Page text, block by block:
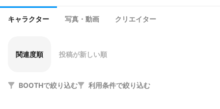
キャラクター 写真・動画 クリエイター
関連度順 投稿が新しい順
BOOTHで絞り込む 利用条件で絞り込む